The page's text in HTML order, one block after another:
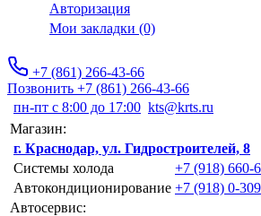
Авторизация
Мои закладки (0)
+7 (861) 266-43-66
Позвонить +7 (861) 266-43-66
пн-пт с 8:00 до 17:00 kts@krts.ru
Магазин:
г. Краснодар, ул. Гидростроителей, 8
Системы холода
+7 (918) 660-
Автокондиционирование +7 (918) 0-
Автосервис: